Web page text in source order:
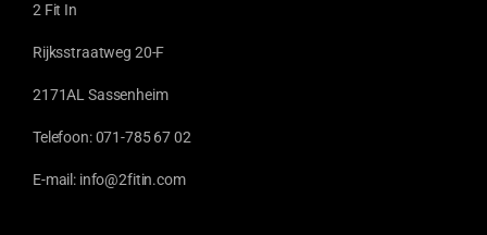
2 Fit In
Rijksstraatweg 20-F
2171AL Sassenheim
Telefoon: 071-785 67 02
E-mail: info@2fitin.com